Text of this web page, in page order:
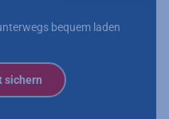
bequem laden
sichern